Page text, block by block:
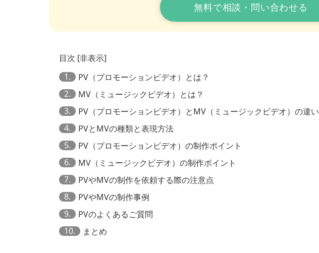
無料で相談・問い合わせる
目次 [非表示]
1.
PV（プロモーションビデオ）とは？
2.
MV（ミュージックビデオ）とは？
3.
PV（プロモーションビデオ）とMV（ミュージックビデオ）の違い
4.
PVとMVの種類と表現方法
5.
PV（プロモーションビデオ）の制作ポイント
6.
MV（ミュージックビデオ）の制作ポイント
7.
PVやMVの制作を依頼する際の注意点
8.
PVやMVの制作事例
9.
PVのよくあるご質問
10.
まとめ